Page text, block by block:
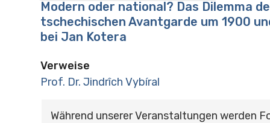
Modern oder national? Das Dilemma
tschechischen Avantgarde um 1900
bei Jan Kotera
Verweise
Prof. Dr. Jindrîch Vybíral
Während unserer Veranstaltungen werden